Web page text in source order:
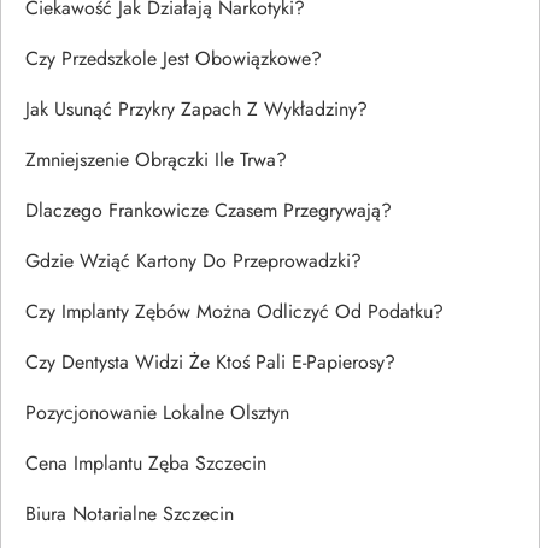
Ciekawość Jak Działają Narkotyki?
Czy Przedszkole Jest Obowiązkowe?
Jak Usunąć Przykry Zapach Z Wykładziny?
Zmniejszenie Obrączki Ile Trwa?
Dlaczego Frankowicze Czasem Przegrywają?
Gdzie Wziąć Kartony Do Przeprowadzki?
Czy Implanty Zębów Można Odliczyć Od Podatku?
Czy Dentysta Widzi Że Ktoś Pali E-Papierosy?
Pozycjonowanie Lokalne Olsztyn
Cena Implantu Zęba Szczecin
Biura Notarialne Szczecin